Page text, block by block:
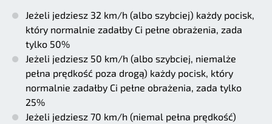
Jeżeli jedziesz 32 km/h (albo szybciej) każdy pocisk,
który normalnie zadałby Ci pełne obrażenia, zada
tylko 50%
Jeżeli jedziesz 50 km/h (albo szybciej, niemalże
pełna prędkość poza drogą) każdy pocisk, który
normalnie zadałby Ci pełne obrażenia, zada tylko
25%
Jeżeli jedziesz 70 km/h (niemal pełna prędkość)